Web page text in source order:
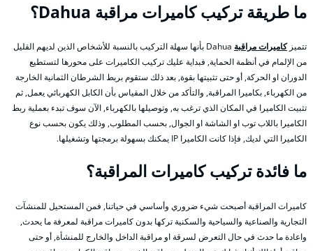
ما طريقة تركيب كاميرات مراقبة Dahua؟
تتميزكاميرات مراقبة
Dahua بأنها سهلة التركيب بالنسبة للأشخاص الذين لديهم القليل
من الإلمام في أنظمة الحماية, فبداية عليك تركيب الكاميرات على محورها لتستطيع
الدوران او الحركة, أو حتى تثبيتها بقوة, بعد ذلك ستقوم بربط الشرطان الثمانية الخارجة
من الكهرباء, بكاميرا المراقبة, والتأكد من خلال المقياس بأن الكابل الكهربائي يعمل, ثم
تثبيت الكاميرا في المكان الذي ترغب به, وتوصيلها بالكهرباء, الآن سوف تبدء بعملية ربط
الكاميرا باللاب توب او الشاشة او الجوال, بحسب المطلوب, وذلك يكون بحسب نوع
الكاميرا التي لديك, فإذا كانت الكاميرا IP يمكنك بسهولة برمجتها وتشغيلها.
ما فائدة تركيب كاميرات المراقبة؟
كاميرات المراقبة أصبحت شيء ضروري وأساسي في حياتنا, فمن المستحيل للمنشآت
التجارية والصناعية والسياحية والسكنية تركها بدون كاميرات مراقبة لمعرفة ما يحدث,
واعادة ما حدث في حال التعرض لسرقة او مراقبة الداخل والخارج للمنشأة, أو حتى